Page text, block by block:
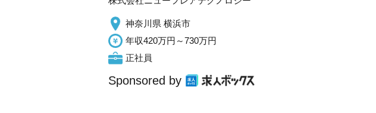
神奈川県 横浜市
年収420万円～730万円
正社員
Sponsored by